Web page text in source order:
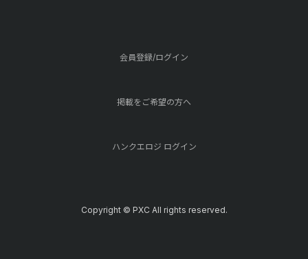
会員登録/ログイン
掲載をご希望の方へ
ハンクエロジ ログイン
Copyright © PXC All rights reserved.